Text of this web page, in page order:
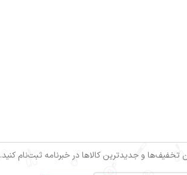
تخفیف‌ها و جدیدترین کالاها در خبرنامه ثبت‌نام کنید.